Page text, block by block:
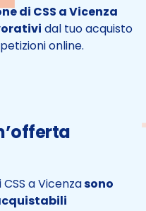
di CSS a Vicenza
dal tuo acquisto
online.
a Vicenzasono